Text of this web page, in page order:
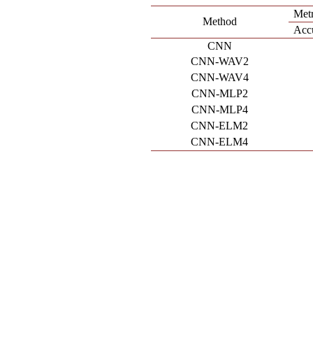
Method
CNN
CNN-WAV2
CNN-WAV4
CNN-MLP2
CNN-MLP4
CNN-ELM2
CNN-ELM4